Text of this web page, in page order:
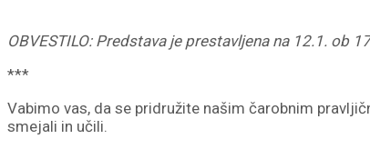
OBVESTILO: Predstava je prestavljena na 12.1. ob
***
Vabimo vas, da se pridružite našim čarobnim
smejali in učili.